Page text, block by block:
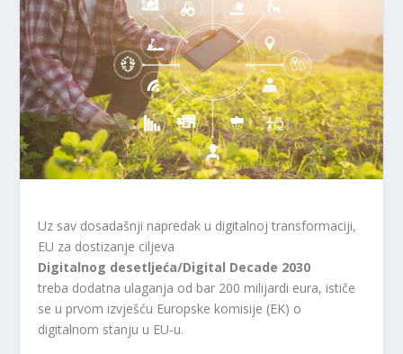
Uz sav dosadašnji napredak u digitalnoj transformaciji,
EU za dostizanje ciljeva
Digitalnog desetljeća/Digital Decade 2030
treba dodatna ulaganja od bar 200 milijardi eura, ističe
se u prvom izvješću Europske komisije (EK) o
digitalnom stanju u EU-u.